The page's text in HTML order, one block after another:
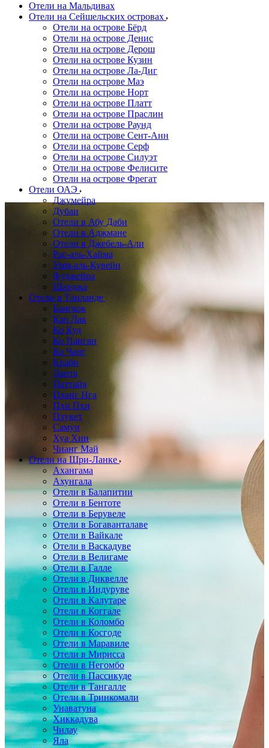
Отели на Мальдивах
Отели на Сейшельских островах
Отели на острове Бёрд
Отели на острове Денис
Отели на острове Дерош
Отели на острове Кузин
Отели на острове Ла-Диг
Отели на острове Маэ
Отели на острове Норт
Отели на острове Платт
Отели на острове Праслин
Отели на острове Раунд
Отели на острове Сент-Анн
Отели на острове Серф
Отели на острове Силуэт
Отели на острове Фелисите
Отели на острове Фрегат
Отели ОАЭ
Джумейра
Дубаи
Отели в Абу Даби
Отели в Аджмане
Отели в Джебель-Али
Рас-аль-Хайма
Умм-аль-Кувейн
Фуджейра
Шарджа
Отели в Таиланде
Бангкок
Као Лак
Ко Куд
Ко Панган
Ко Чанг
Краби
Ланта
Паттайя
Пханг Нга
Пхи Пхи
Пхукет
Самуи
Хуа Хин
Чианг Май
Отели на Шри-Ланке
Ахангама
Ахунгала
Отели в Балапитии
Отели в Бентоте
Отели в Берувеле
Отели в Богаванталаве
Отели в Вайкале
Отели в Васкадуве
Отели в Велигаме
Отели в Галле
Отели в Диквелле
Отели в Индуруве
Отели в Калутаре
Отели в Коггале
Отели в Коломбо
Отели в Косгоде
Отели в Маравиле
Отели в Мирисса
Отели в Негомбо
Отели в Пассикуде
Отели в Тангалле
Отели в Тринкомали
Унаватуна
Хиккадува
Чилау
Яла